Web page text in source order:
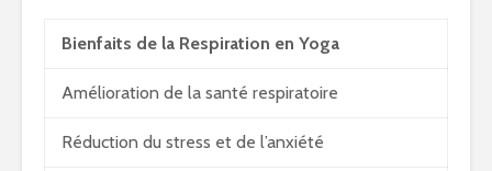
Bienfaits de la Respiration en Yoga
Amélioration de la santé respiratoire
Réduction du stress et de l’anxiété